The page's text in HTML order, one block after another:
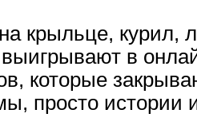
крыльце, курил,
в
которые
просто истории